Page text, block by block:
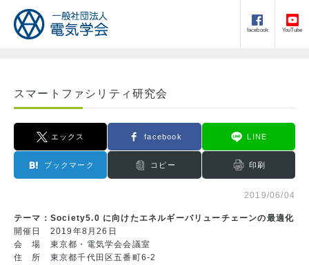
facebook YouTube
スマートファシリティ研究会
エックス facebook LINE
ブックマーク コピー 印刷
2019/06/04
テーマ：Society5.0 に向けたエネルギーバリューチェーンの最適化
開催日 2019年8月26日
会 場 東京都・電気学会会議室
住 所 東京都千代田区五番町6-2